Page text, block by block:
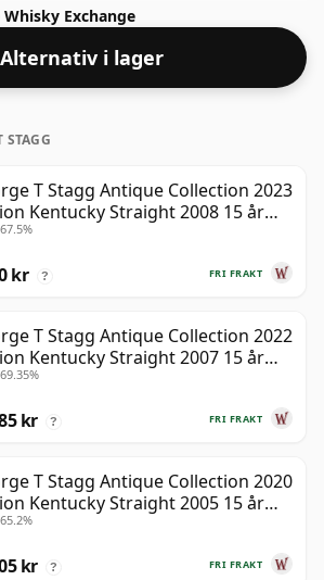
Buteljerad i standardutgåvans
Whisky Exchange
Alternativ i lager
STAGG
T Stagg Antique Collection 2023
Kentucky Straight 2008 15 år
FRI FRAKT
kr ?
T Stagg Antique Collection 2022
Kentucky Straight 2007 15 år
FRI FRAKT
kr ?
T Stagg Antique Collection 2020
Kentucky Straight 2005 15 år
FRI FRAKT
kr ?